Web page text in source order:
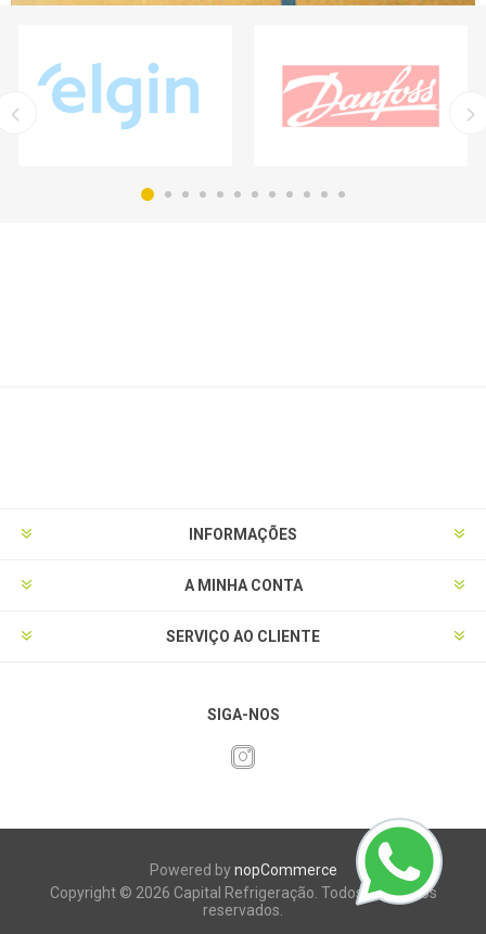
INFORMAÇÕES
A MINHA CONTA
SERVIÇO AO CLIENTE
SIGA-NOS
Powered bynopCommerce
Copyright © 2026 Capital Refrigeração. Todos os direitos
reservados.